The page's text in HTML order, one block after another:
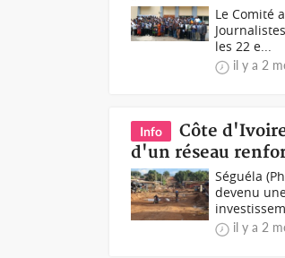
Le Comité
les 22 e...
il y a 2
Info
Côte
d'un réseau
Séguéla
devenu
il y a 2